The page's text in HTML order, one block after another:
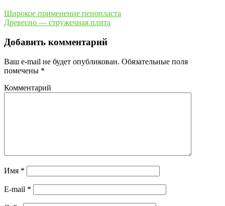
Широкое применение пенопласта
Древесно — стружечная плита
Добавить комментарий
Ваш e-mail не будет опубликован. Обязательные поля
помечены *
Комментарий
Имя *
E-mail *